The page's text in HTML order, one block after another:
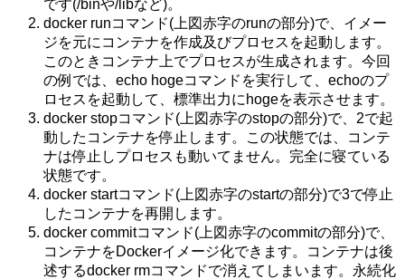
です(/binや/libなど)。
docker runコマンド(上図赤字のrunの部分)で、イメー
ジを元にコンテナを作成及びプロセスを起動します。
このときコンテナ上でプロセスが生成されます。今回
の例では、echo hogeコマンドを実行して、echoのプ
ロセスを起動して、標準出力にhogeを表示させます。
docker stopコマンド(上図赤字のstopの部分)で、2で起
動したコンテナを停止します。この状態では、コンテ
ナは停止しプロセスも動いてません。完全に寝ている
状態です。
docker startコマンド(上図赤字のstartの部分)で3で停止
したコンテナを再開します。
docker commitコマンド(上図赤字のcommitの部分)で、
コンテナをDockerイメージ化できます。コンテナは後
述するdocker rmコマンドで消えてしまいます。永続化